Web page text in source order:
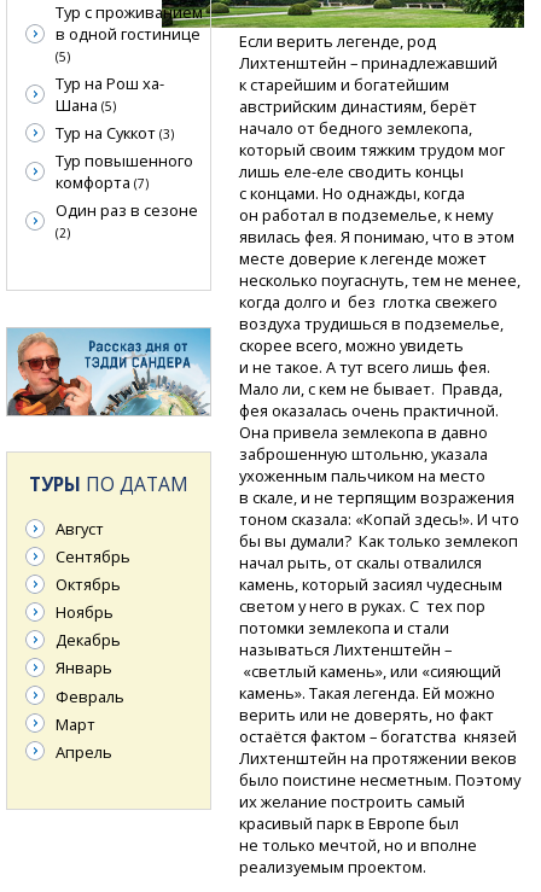
Если верить легенде, род
Лихтенштейн – принадлежавший
к старейшим и богатейшим
австрийским династиям, берёт
начало от бедного землекопа,
который своим тяжким трудом мог
лишьеле-еле сводить концы
с концами. Но однажды, когда
он работал в подземелье, к нему
явилась фея. Я понимаю, что в этом
месте доверие к легенде может
несколько поугаснуть, тем не менее,
когда долго и без глотка свежего
воздуха трудишься в подземелье,
скорее всего, можно увидеть
и не такое. А тут всего лишь фея.
Мало ли, с кем не бывает. Правда,
фея оказалась очень практичной.
Она привела землекопа в давно
заброшенную штольню, указала
ухоженным пальчиком на место
в скале, и не терпящим возражения
тоном сказала: «Копай здесь!». И что
бы вы думали? Как только землекоп
начал рыть, от скалы отвалился
камень, который засиял чудесным
светом у него в руках. С тех пор
потомки землекопа и стали
называться Лихтенштейн –
«светлый камень», или «сияющий
камень». Такая легенда. Ей можно
верить или не доверять, но факт
остаётся фактом – богатства князей
Лихтенштейн на протяжении веков
было поистине несметным. Поэтому
их желание построить самый
красивый парк в Европе был
не только мечтой, но и вполне
реализуемым проектом.
Тур с проживанием
в одной гостинице
(5)
Тур на Рош ха-
Шана (5)
Тур на Суккот (3)
Тур повышенного
комфорта (7)
Один раз в сезоне
(2)
ТУРЫ ПО ДАТАМ
Август
Сентябрь
Октябрь
Ноябрь
Декабрь
Январь
Февраль
Март
Апрель